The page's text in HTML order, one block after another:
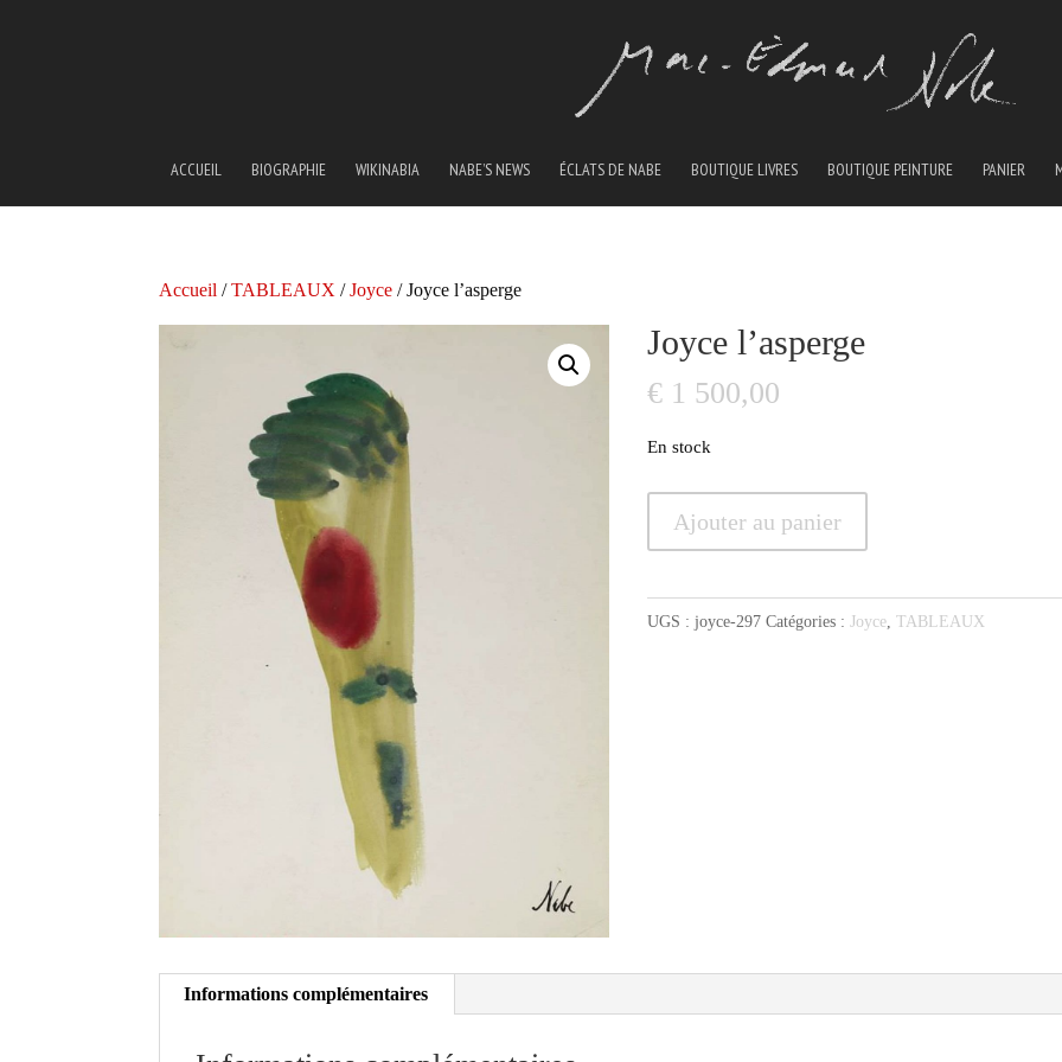
ACCUEIL BIOGRAPHIE WIKINABIA NABE’S NEWS ÉCLATS DE NABE BOUTIQUE LIVRES BOUTIQUE PEINTURE PANIER
Accueil /TABLEAUX /Joyce / Joyce l’asperge
Joyce l’asperge
€ 1 500,00
En stock
l'asperge
Ajouter au panier
UGS :joyce-297 Catégories :Joyce,TABLEAUX
Informations complémentaires